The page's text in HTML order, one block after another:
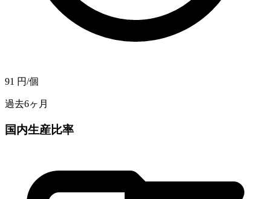
91 円/個
過去6ヶ月
国内生産比率